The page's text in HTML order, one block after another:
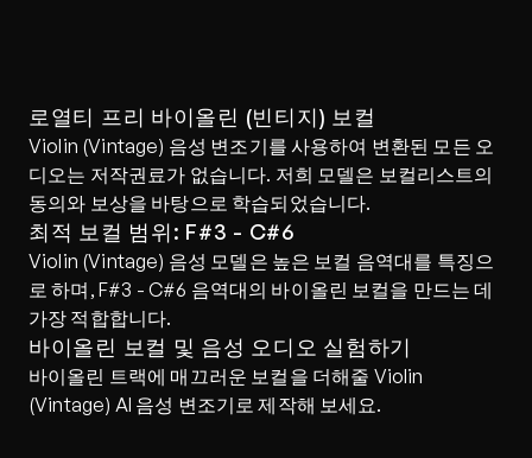
로열티 프리 바이올린 (빈티지) 보컬
Violin (Vintage) 음성 변조기를 사용하여 변환된 모든 오
디오는 저작권료가 없습니다. 저희 모델은 보컬리스트의
동의와 보상을 바탕으로 학습되었습니다.
최적 보컬 범위: F#3 - C#6
Violin (Vintage) 음성 모델은 높은 보컬 음역대를 특징으
로 하며, F#3 - C#6 음역대의 바이올린 보컬을 만드는 데
가장 적합합니다.
바이올린 보컬 및 음성 오디오 실험하기
바이올린 트랙에 매끄러운 보컬을 더해줄 Violin
(Vintage) AI 음성 변조기로 제작해 보세요.